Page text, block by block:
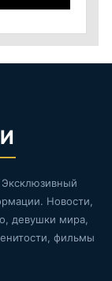
Новости,
девушки мира,
фильмы